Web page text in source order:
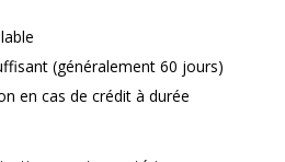
(généralement 60 jours)
en cas de crédit à durée